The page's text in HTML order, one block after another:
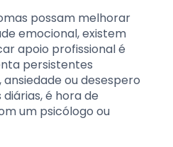
possam melhorar
emocional, existem
apoio profissional é
persistentes
ou desespero
é hora de
um psicólogo ou